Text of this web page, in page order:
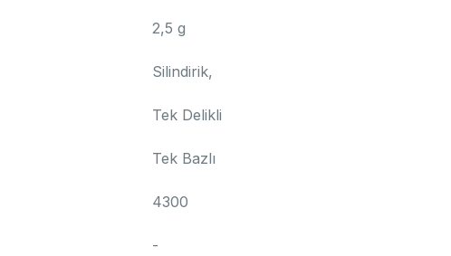
2,5 g
Silindirik,
Tek Delikli
Tek Bazlı
4300
-